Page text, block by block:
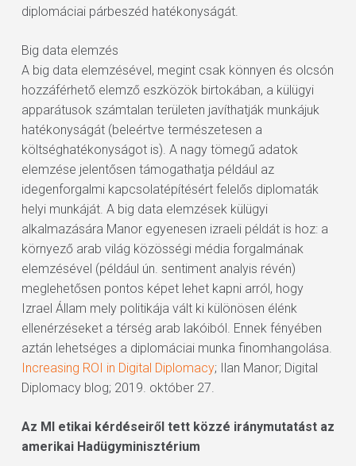
diplomáciai párbeszéd hatékonyságát.
Big data elemzés
A big data elemzésével, megint csak könnyen és olcsón
hozzáférhető elemző eszközök birtokában, a külügyi
apparátusok számtalan területen javíthatják munkájuk
hatékonyságát (beleértve természetesen a
költséghatékonyságot is). A nagy tömegű adatok
elemzése jelentősen támogathatja például az
idegenforgalmi kapcsolatépítésért felelős diplomaták
helyi munkáját. A big data elemzések külügyi
alkalmazására Manor egyenesen izraeli példát is hoz: a
környező arab világ közösségi média forgalmának
elemzésével (például ún. sentiment analyis révén)
meglehetősen pontos képet lehet kapni arról, hogy
Izrael Állam mely politikája vált ki különösen élénk
ellenérzéseket a térség arab lakóiból. Ennek fényében
aztán lehetséges a diplomáciai munka finomhangolása.
Increasing ROI in Digital Diplomacy; Ilan Manor; Digital
Diplomacy blog; 2019. október 27.
Az MI etikai kérdéseiről tett közzé iránymutatást az
amerikai Hadügyminisztérium